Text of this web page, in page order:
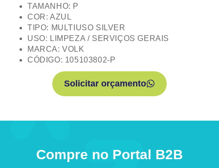
TAMANHO: P
COR: AZUL
TIPO: MULTIUSO SILVER
USO: LIMPEZA / SERVIÇOS GERAIS
MARCA: VOLK
CÓDIGO: 105103802-P
Solicitar orçamento
Compre no Portal B2B